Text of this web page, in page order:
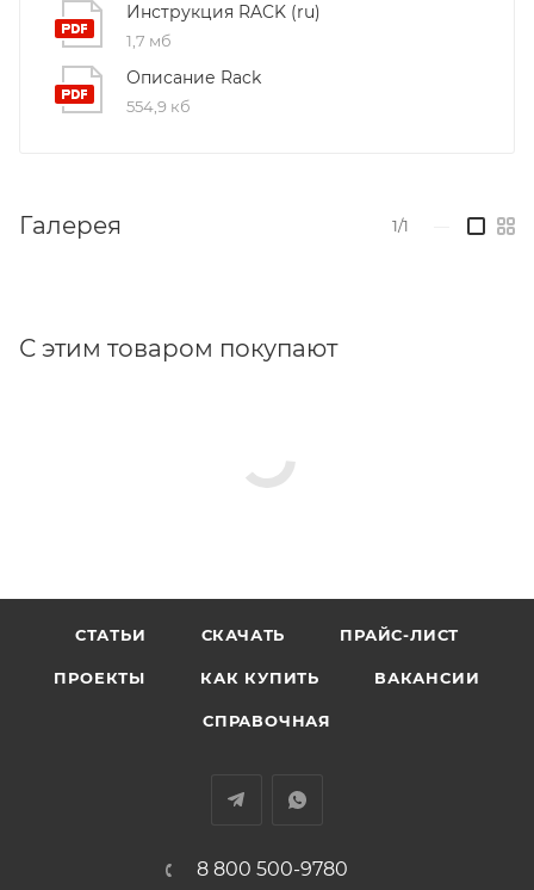
соединительный шток и крепления.
Инструкция RACK (ru)
1,7 мб
Описание Rack
554,9 кб
Галерея 1/1
С этим товаром покупают
СТАТЬИ СКАЧАТЬ ПРАЙС-ЛИСТ
ПРОЕКТЫ КАК КУПИТЬ ВАКАНСИИ
СПРАВОЧНАЯ
8 800 500-9780